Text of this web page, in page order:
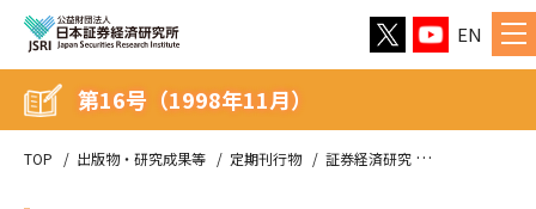
EN
TOP 出版物・研究成果等 定期刊行物 証券経済研究
第16号（1998年11月）